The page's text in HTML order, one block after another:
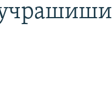
учрашиши